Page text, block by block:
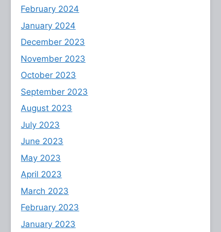
February 2024
January 2024
December 2023
November 2023
October 2023
September 2023
August 2023
July 2023
June 2023
May 2023
April 2023
March 2023
February 2023
January 2023